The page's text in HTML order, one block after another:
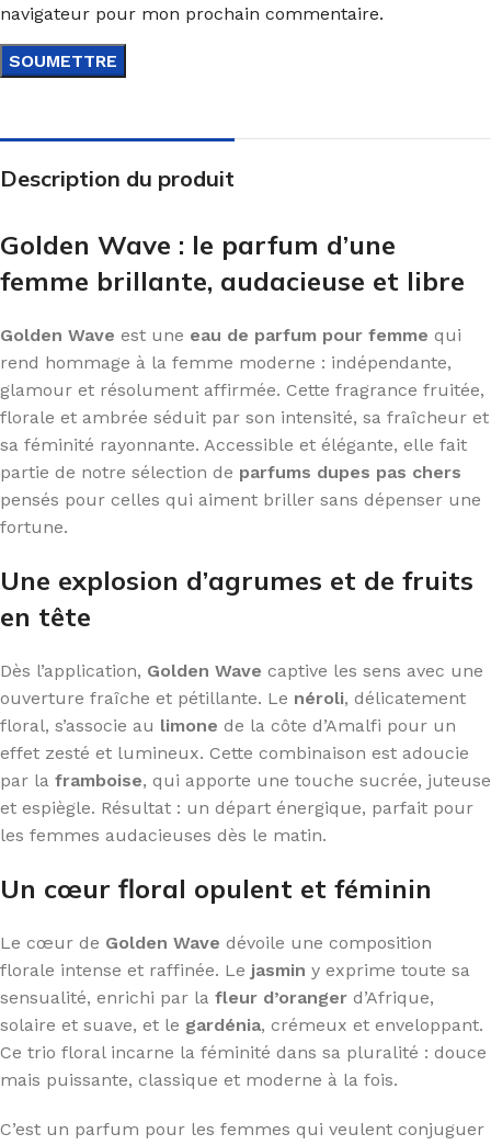
navigateur pour mon prochain commentaire.
Description du produit
Golden Wave : le parfum d’une
femme brillante, audacieuse et libre
Golden Wave est une eau de parfum pour femme qui
rend hommage à la femme moderne : indépendante,
glamour et résolument affirmée. Cette fragrance fruitée,
florale et ambrée séduit par son intensité, sa fraîcheur et
sa féminité rayonnante. Accessible et élégante, elle fait
partie de notre sélection de parfums dupes pas chers
pensés pour celles qui aiment briller sans dépenser une
fortune.
Une explosion d’agrumes et de fruits
en tête
Dès l’application, Golden Wave captive les sens avec une
ouverture fraîche et pétillante. Le néroli, délicatement
floral, s’associe au limone de la côte d’Amalfi pour un
effet zesté et lumineux. Cette combinaison est adoucie
par la framboise, qui apporte une touche sucrée, juteuse
et espiègle. Résultat : un départ énergique, parfait pour
les femmes audacieuses dès le matin.
Un cœur floral opulent et féminin
Le cœur de Golden Wave dévoile une composition
florale intense et raffinée. Le jasmin y exprime toute sa
sensualité, enrichi par la fleur d’oranger d’Afrique,
solaire et suave, et le gardénia, crémeux et enveloppant.
Ce trio floral incarne la féminité dans sa pluralité : douce
mais puissante, classique et moderne à la fois.
C’est un parfum pour les femmes qui veulent conjuguer